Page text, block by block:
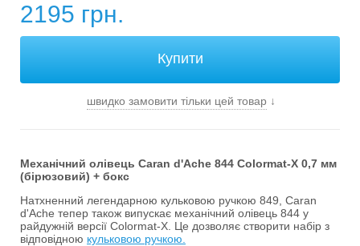
2195 грн.
швидко замовити тільки цей товар↓
Механічний олівець Caran d'Ache 844 Colormat-X 0,7 мм
(бірюзовий) + бокс
Натхненний легендарною кульковою ручкою 849, Caran
d'Ache тепер також випускає механічний олівець 844 у
райдужній версії Colormat-X. Це дозволяє створити набір з
відповідною кульковою ручкою.